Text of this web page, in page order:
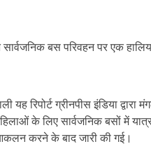
बस परिवहन पर एक
यह रिपोर्ट ग्रीनपीस इंडिया
के लिए सार्वजनिक बसों में
करने के बाद जारी की गई।